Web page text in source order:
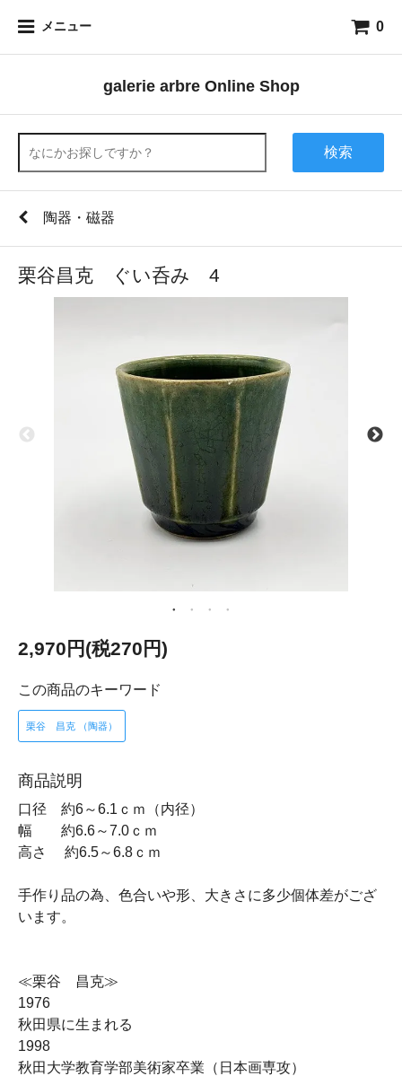
メニュー 0
galerie arbre Online Shop
検索
陶器・磁器
栗谷昌克 ぐい呑み 4
2,970円(税270円)
この商品のキーワード
栗谷 昌克 （陶器）
商品説明
口径 約6～6.1ｃｍ（内径）
幅 約6.6～7.0ｃｍ
高さ 約6.5～6.8ｃｍ
手作り品の為、色合いや形、大きさに多少個体差がござ
います。
≪栗谷 昌克≫
1976
秋田県に生まれる
1998
秋田大学教育学部美術家卒業（日本画専攻）